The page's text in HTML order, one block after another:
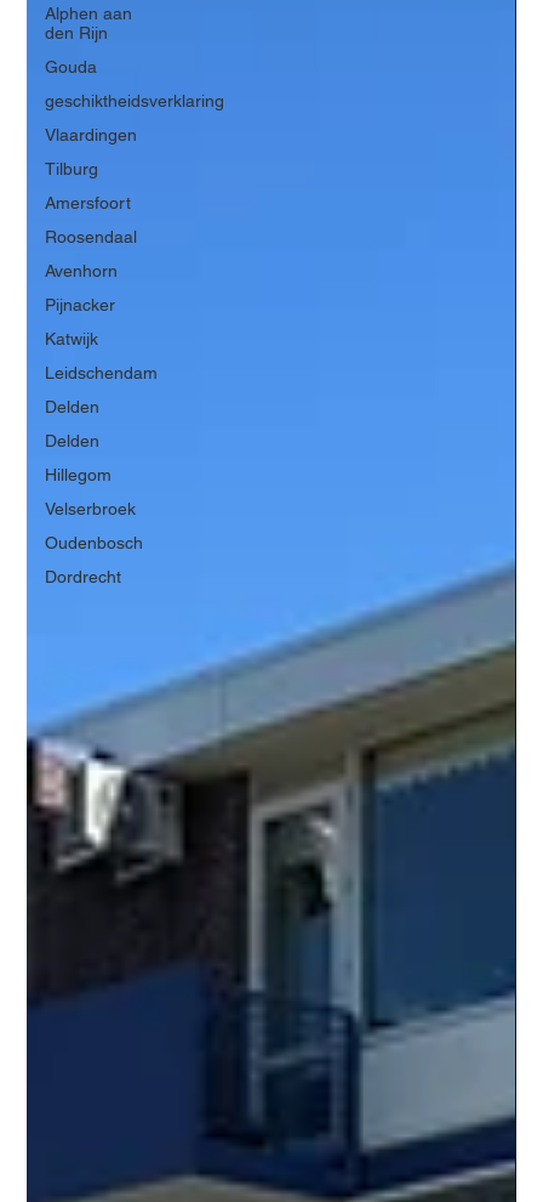
Alphen aan
den Rijn
Gouda
geschiktheidsverklaring
Vlaardingen
Tilburg
Amersfoort
Roosendaal
Avenhorn
Pijnacker
Katwijk
Leidschendam
Delden
Delden
Hillegom
Velserbroek
Oudenbosch
Dordrecht